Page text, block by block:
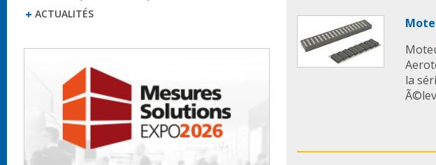
ACTUALITÉS
la